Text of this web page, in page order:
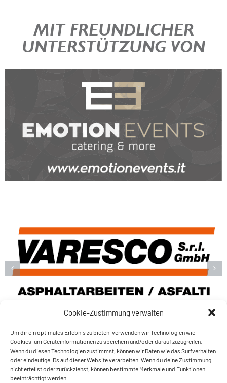
Cookie-Zustimmung verwalten
Um dir ein optimales Erlebnis zu bieten, verwenden wir Technologien wie
Cookies, um Geräteinformationen zu speichern und/oder darauf zuzugreifen.
Wenn du diesen Technologien zustimmst, können wir Daten wie das Surfverhalten
oder eindeutige IDs auf dieser Website verarbeiten. Wenn du deine Zustimmung
nicht erteilst oder zurückziehst, können bestimmte Merkmale und Funktionen
beeinträchtigt werden.
MIT FREUNDLICHER
UNTERSTÜTZUNG VON